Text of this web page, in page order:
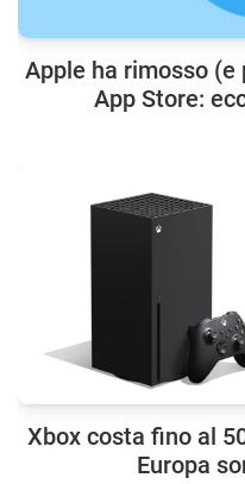
Apple ha rimosso (e
App Store:
Xbox costa fino al
Europa